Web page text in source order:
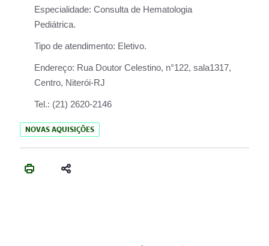
Especialidade: Consulta de Hematologia
Pediátrica.
Tipo de atendimento: Eletivo.
Endereço: Rua Doutor Celestino, n°122, sala1317,
Centro, Niterói-RJ
Tel.: (21) 2620-2146
NOVAS AQUISIÇÕES